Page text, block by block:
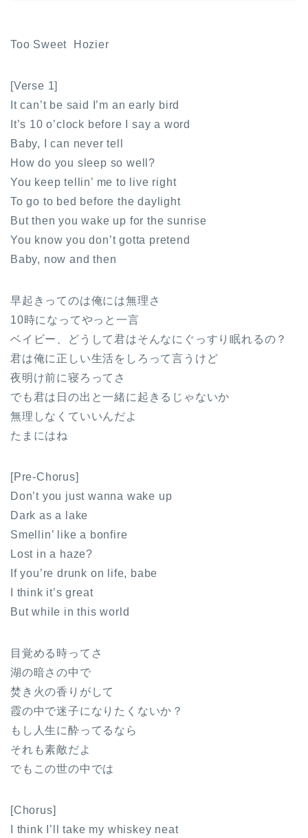
Too Sweet Hozier
[Verse 1]
It can’t be said I’m an early bird
It’s 10 o’clock before I say a word
Baby, I can never tell
How do you sleep so well?
You keep tellin’ me to live right
To go to bed before the daylight
But then you wake up for the sunrise
You know you don’t gotta pretend
Baby, now and then
早起きってのは俺には無理さ
10時になってやっと一言
ベイビー、どうして君はそんなにぐっすり眠れるの？
君は俺に正しい生活をしろって言うけど
夜明け前に寝ろってさ
でも君は日の出と一緒に起きるじゃないか
無理しなくていいんだよ
たまにはね
[Pre-Chorus]
Don’t you just wanna wake up
Dark as a lake
Smellin’ like a bonfire
Lost in a haze?
If you’re drunk on life, babe
I think it’s great
But while in this world
目覚める時ってさ
湖の暗さの中で
焚き火の香りがして
霞の中で迷子になりたくないか？
もし人生に酔ってるなら
それも素敵だよ
でもこの世の中では
[Chorus]
I think I’ll take my whiskey neat